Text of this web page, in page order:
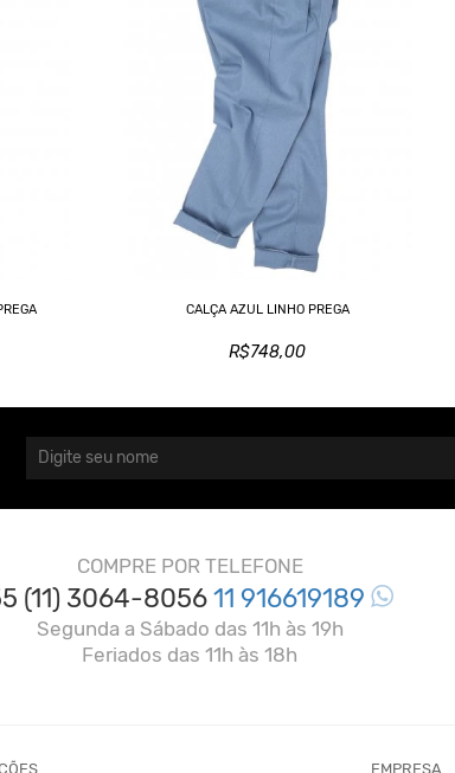
CALÇA AZUL LINHO PREGA
R$748,00
COMPRE POR TELEFONE
(11) 3064-805611 916619189
Segunda a Sábado das 11h às 19h
Feriados das 11h às 18h
EMPRESA